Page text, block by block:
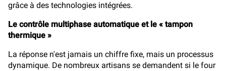
grâce à des technologies intégrées.
Le contrôle multiphase automatique et le « tampon
thermique »
La réponse n'est jamais un chiffre fixe, mais un processus
dynamique. De nombreux artisans se demandent si le four